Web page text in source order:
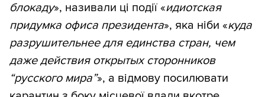
блокаду», називали ці події «идиотская
придумка офиса президента», яка ніби «куда
разрушительнее для единства стран, чем
даже действия открытых сторонников
“русского мира”», а відмову посилювати